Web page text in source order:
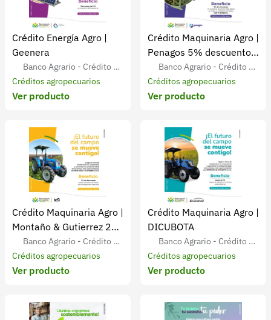
Crédito Energía Agro |
Geenera
Banco Agrario - Crédito Ag
ropecuario para Agricultores
Colombianos
Créditos agropecuarios
Ver producto
Crédito Maquinaria Agro |
Penagos 5% descuento
en equipos
Banco Agrario - Crédito Ag
ropecuario para Agricultores
Colombianos
Créditos agropecuarios
Ver producto
Crédito Maquinaria Agro |
Montaño & Gutierrez 2%
descuento
Banco Agrario - Crédito Ag
ropecuario para Agricultores
Colombianos
Créditos agropecuarios
Ver producto
Crédito Maquinaria Agro |
DICUBOTA
Banco Agrario - Crédito Ag
ropecuario para Agricultores
Colombianos
Créditos agropecuarios
Ver producto